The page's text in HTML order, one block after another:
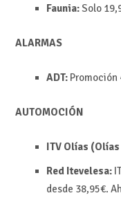
Faunia:Solo
ALARMAS
ADT: Promoción
AUTOMOCIÓN
ITV Olías
Red Itevelesa:
desde 38,95€.